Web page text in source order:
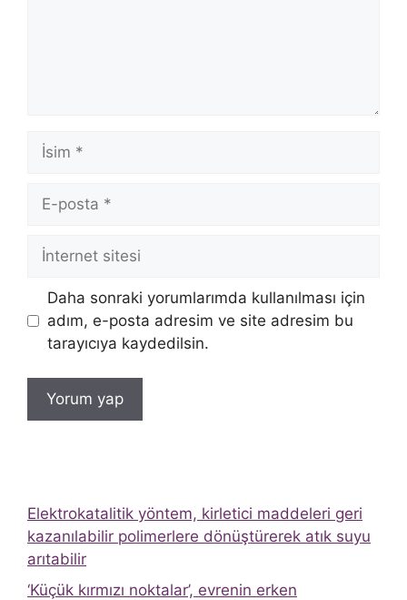
İsim
posta
İnternet
sitesi
Daha sonraki yorumlarımda kullanılması için
adım, e-posta adresim ve site adresim bu
tarayıcıya kaydedilsin.
Elektrokatalitik yöntem, kirletici maddeleri geri
kazanılabilir polimerlere dönüştürerek atık suyu
arıtabilir
‘Küçük kırmızı noktalar’, evrenin erken